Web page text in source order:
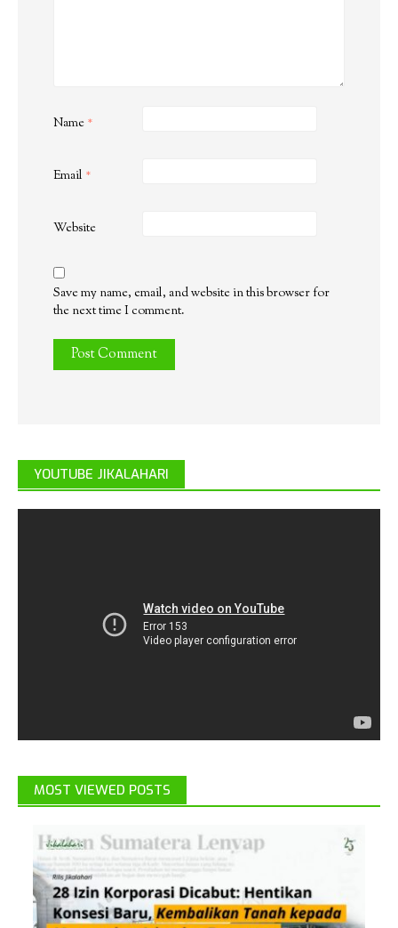
Name *
Email *
Website
Save my name, email, and website in this browser for
the next time I comment.
YOUTUBE JIKALAHARI
MOST VIEWED POSTS